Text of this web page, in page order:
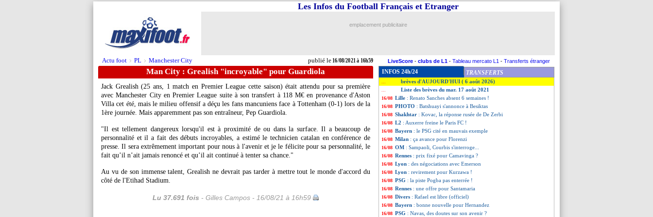
Actu foot > PL > Manchester City publié le16/08/2021 à 16h59
Les Infos du Football Français et Etranger
emplacement publicitaire
LiveScore - clubs de L1 - Tableau mercato L1 - Transferts étranger
Man City : Grealish "incroyable" pour Guardiola
Jack Grealish (25 ans, 1 match en Premier League cette saison) était attendu pour sa première
avec Manchester City en Premier League suite à son transfert à 118 M€ en provenance d'Aston
Villa cet été, mais le milieu offensif a déçu les fans mancuniens face à Tottenham (0-1) lors de la
1ère journée. Mais apparemment pas son entraîneur, Pep Guardiola.
"Il est tellement dangereux lorsqu'il est à proximité de ou dans la surface. Il a beaucoup de
personnalité et il a fait des débuts incroyables, a estimé le technicien catalan en conférence de
presse. Il sera extrêmement important pour nous à l'avenir et je le félicite pour sa personnalité, le
fait qu’il n’ait jamais renoncé et qu’il ait continué à tenter sa chance."
Au vu de son immense talent, Grealish ne devrait pas tarder à mettre tout le monde d'accord du
côté de l'Etihad Stadium.
Lu 37.691 fois - Gilles Campos - 16/08/21 à 16h59
INFOS 24h/24 TRANSFERTS
brèves d'AUJOURD'HUI ( 6 août 2026)
Liste des brèves du mar. 17 août 2021
16/08 Lille : Renato Sanches absent 6 semaines !
16/08 PHOTO : Batshuayi s'annonce à Besiktas
16/08 Shakhtar : Kovac, la réponse rusée de De Zerbi
16/08 L2 : Auxerre freine le Paris FC !
16/08 Bayern : le PSG cité en mauvais exemple
16/08 Milan : ça avance pour Florenzi
16/08 OM : Sampaoli, Courbis s'interroge...
16/08 Rennes : prix fixé pour Camavinga ?
16/08 Lyon : des négociations avec Emerson
16/08 Lyon : revirement pour Kurzawa !
16/08 PSG : la piste Pogba pas enterrée !
16/08 Rennes : une offre pour Santamaria
16/08 Divers : Rafael est libre (officiel)
16/08 Bayern : bonne nouvelle pour Hernandez
16/08 PSG : Navas, des doutes sur son avenir ?